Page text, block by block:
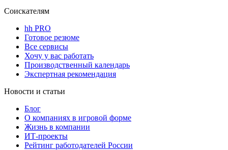
Соискателям
hh PRO
Готовое резюме
Все сервисы
Хочу у вас работать
Производственный календарь
Экспертная рекомендация
Новости и статьи
Блог
О компаниях в игровой форме
Жизнь в компании
ИТ-проекты
Рейтинг работодателей России